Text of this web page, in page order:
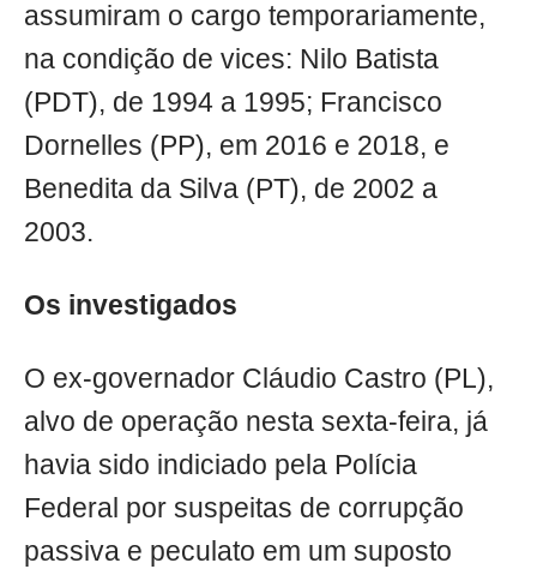
assumiram o cargo temporariamente,
na condição de vices: Nilo Batista
(PDT), de 1994 a 1995; Francisco
Dornelles (PP), em 2016 e 2018, e
Benedita da Silva (PT), de 2002 a
2003.
Os investigados
O ex-governador Cláudio Castro (PL),
alvo de operação nesta sexta-feira, já
havia sido indiciado pela Polícia
Federal por suspeitas de corrupção
passiva e peculato em um suposto